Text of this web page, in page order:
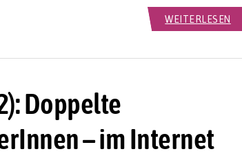
WEITERLESEN
Doppelte
– im Internet